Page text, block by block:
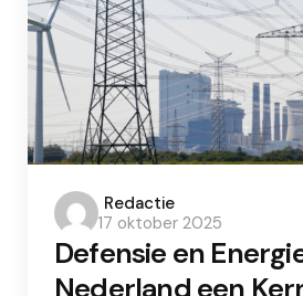
Posted
by
Redactie
17 oktober 2025
Defensie en